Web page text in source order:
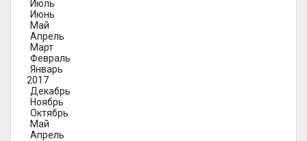
Июль
Июнь
Май
Апрель
Март
Февраль
Январь
2017
Декабрь
Ноябрь
Октябрь
Май
Апрель